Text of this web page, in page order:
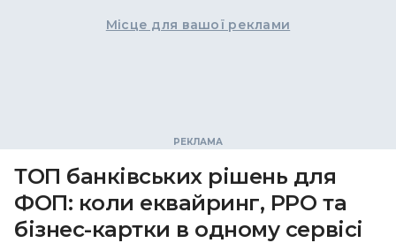
Місце для вашої реклами
ТОП банківських рішень для
ФОП: коли еквайринг, РРО та
бізнес-картки в одному сервісі